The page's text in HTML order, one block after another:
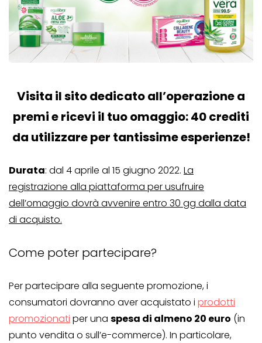
Visita il sito dedicato all’operazione a
premi e ricevi il tuo omaggio: 40 crediti
da utilizzare per tantissime esperienze!
Durata: dal 4 aprile al 15 giugno 2022. La
registrazione alla piattaforma per usufruire
dell’omaggio dovrà avvenire entro 30 gg dalla data
di acquisto.
Come poter partecipare?
Per partecipare alla seguente promozione, i
consumatori dovranno aver acquistato i prodotti
promozionati per una spesa di almeno 20 euro (in
punto vendita o sull’e-commerce). In particolare,